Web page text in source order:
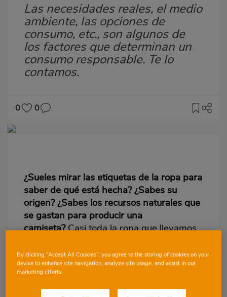
Subtítulo
Las necesidades reales, el medio
ambiente, las opciones de
consumo, etc., son algunos de
los factores que determinan un
consumo responsable. Te lo
contamos.
0
0
Imagen
¿Sueles mirar las etiquetas de la ropa para
saber de qué está hecha? ¿Sabes su
origen? ¿Sabes los recursos naturales que
se gastan para producir una
camiseta?Casi toda la ropa que llevamos
naturales, como la lana, algodón y seda,
pero también de fibras sintéticas, como
nylon, lycra o perlé, que se producen por
procesos químicos derivados del petróleo.
By clicking “Accept All Cookies”, you agree to the storing of cookies on your
device to enhance site navigation, analyze site usage, and assist in our
marketing efforts.